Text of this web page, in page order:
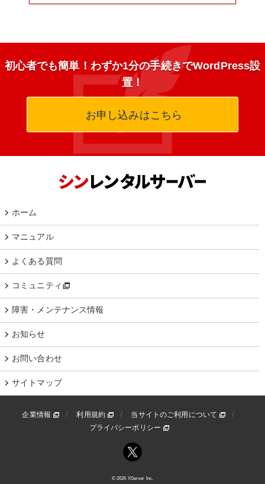
初心者でも簡単！わずか1分の手続きでWordPress設
置！
お申し込みはこちら
ホーム
マニュアル
よくある質問
コミュニティ
障害・メンテナンス情報
お知らせ
お問い合わせ
サイトマップ
企業情報 利用規約
当サイトのご利用について
プライバシーポリシー
© 2026 XServer Inc.